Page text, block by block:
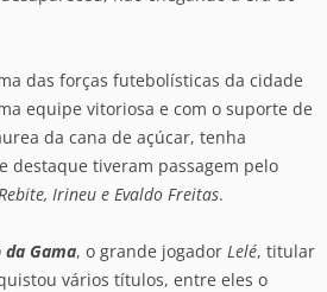
das forças futebolísticas da cidade
equipe vitoriosa e com o suporte de
da cana de açúcar, tenha
destaque tiveram passagem pelo
Irineu e Evaldo Freitas.
da Gama, o grande jogador Lelé, titular
vários títulos, entre eles o